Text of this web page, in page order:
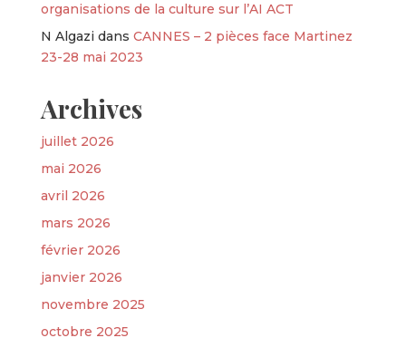
organisations de la culture sur l’AI ACT
N Algazi dans CANNES – 2 pièces face Martinez
23-28 mai 2023
Archives
juillet 2026
mai 2026
avril 2026
mars 2026
février 2026
janvier 2026
novembre 2025
octobre 2025